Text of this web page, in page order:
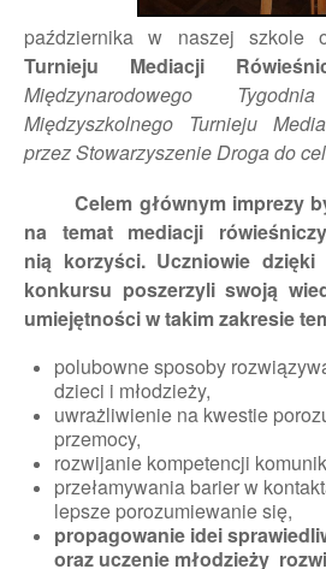
października w naszej szkole
Turnieju Mediacji
Międzynarodowego
Międzyszkolnego Turnieju
przez Stowarzyszenie Droga do
Celem głównym imprezy
na temat mediacji
nią korzyści. Uczniowie dzięki
konkursu poszerzyli swoją
umiejętności w takim zakresie
polubowne sposoby
dzieci i młodzieży,
uwrażliwienie na kwestie
przemocy,
rozwijanie kompetencji
przełamywania barier w
lepsze porozumiewanie się,
propagowanie idei
oraz uczenie młodzieży